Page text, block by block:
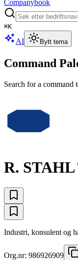
Companybook
⌘K
AI Bytt tema
Command
Search for a command
R.
Industri, konsulent og
Org.nr: 986926909